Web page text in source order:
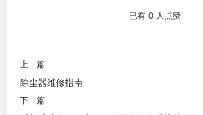
已有 0 人点赞
上一篇
除尘器维修指南
下一篇